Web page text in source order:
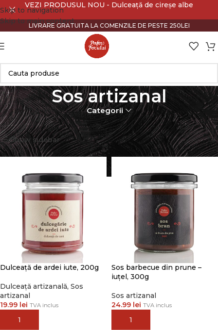
Skip to navigation
Skip to main content
VEZI PRODUSUL NOU - Dulceață de cireșe albe
LIVRARE GRATUITA LA COMENZILE DE PESTE 250LEI
Sos artizanal
Categorii
Prima pagină Sos artizanal Afișez toate cele 8 rezultate
Show sidebar
Dulceață de ardei iute, 200g
Dulceață artizanală, Sos
artizanal
19.99 lei TVA inclus
ADAUGĂ ÎN COȘ
Sos barbecue din prune –
iuțel, 300g
Sos artizanal
24.99 lei TVA inclus
ADAUGĂ ÎN COȘ